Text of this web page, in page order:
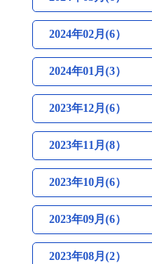
2024年02月(6）
2024年01月(3）
2023年12月(6）
2023年11月(8）
2023年10月(6）
2023年09月(6）
2023年08月(2）